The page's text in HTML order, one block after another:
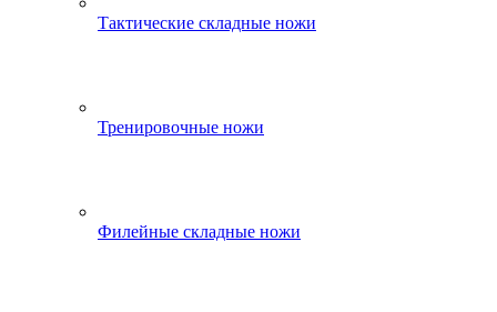
Тактические складные ножи
Тренировочные ножи
Филейные складные ножи